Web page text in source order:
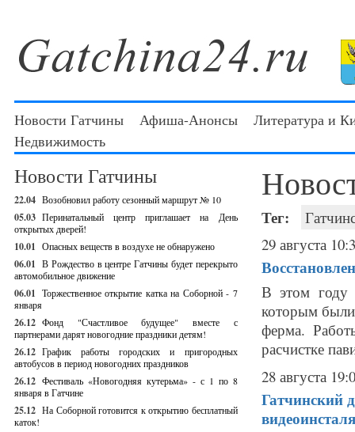
Новости Гатчины Афиша-Анонсы
Литература и
Недвижимость
Новости Гатчины
22.04 Возобновил работу сезонный маршрут № 10
05.03 Перинатальный центр приглашает на День
открытых дверей!
10.01 Опасных веществ в воздухе не обнаружено
06.01 В Рождество в центре Гатчины будет перекрыто
автомобильное движение
06.01 Торжественное открытие катка на Соборной - 7
января
26.12 Фонд "Счастливое будущее" вместе с
партнерами дарят новогодние праздники детям!
26.12 График работы городских и пригородных
автобусов в период новогодних праздников
26.12 Фестиваль «Новогодняя кутерьма» - с 1 по 8
января в Гатчине
25.12 На Соборной готовится к открытию бесплатный
каток!
Тег:
29 августа
В этом году
которым
ферма.
расчистке
28 августа
Гатчинский